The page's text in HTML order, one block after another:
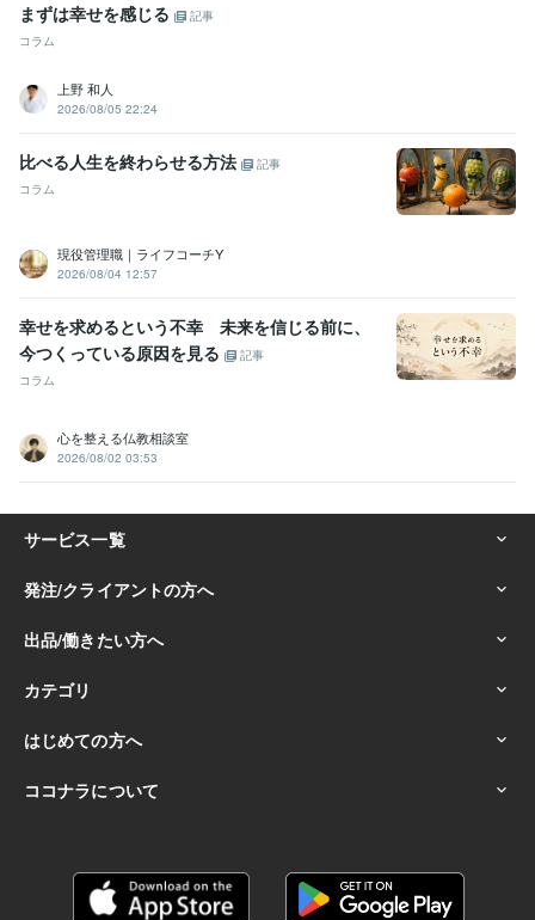
まずは幸せを感じる
記事
コラム
上野 和人
2026/08/05 22:24
比べる人生を終わらせる方法
記事
コラム
現役管理職｜ライフコーチY
2026/08/04 12:57
幸せを求めるという不幸 未来を信じる前に、
今つくっている原因を見る
記事
コラム
心を整える仏教相談室
2026/08/02 03:53